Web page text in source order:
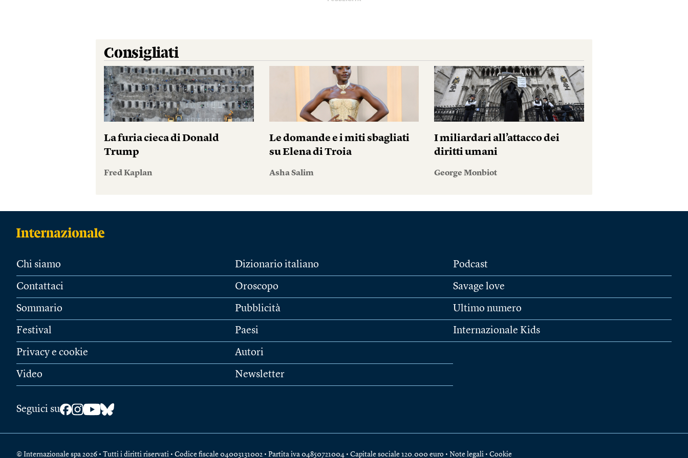
Consigliati
La furia cieca di Donald
Trump
Fred Kaplan
Le domande e i miti sbagliati
su Elena di Troia
Asha Salim
I miliardari all’attacco dei
diritti umani
George Monbiot
Chi siamo
Contattaci
Sommario
Festival
Privacy e cookie
Video
Dizionario italiano
Oroscopo
Pubblicità
Paesi
Autori
Newsletter
Podcast
Savage love
Ultimo numero
Internazionale Kids
Seguici su
© Internazionale spa 2026 • Tutti i diritti riservati • Codice fiscale 04003131002 • Partita iva 04850721004 • Capitale sociale 120.000 euro • Note legali • Cookie